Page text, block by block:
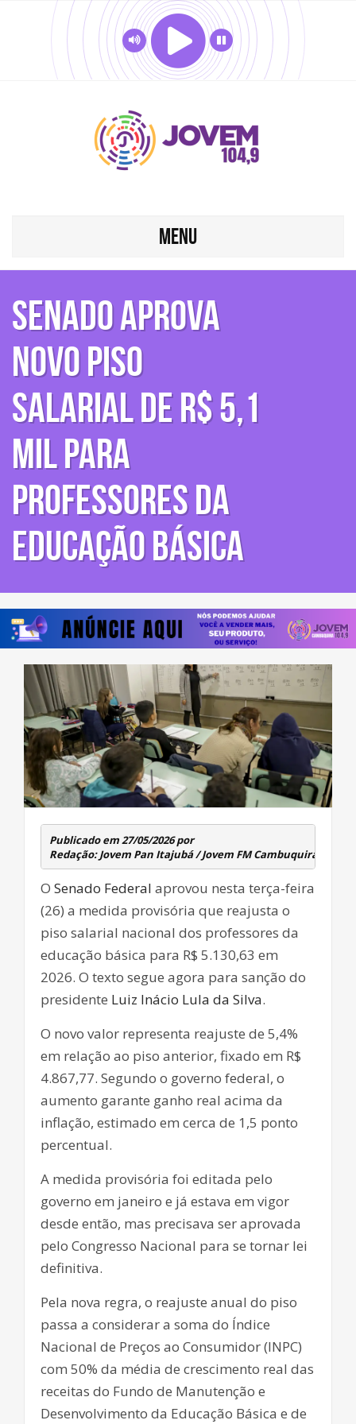
MENU
Senado aprova
novo piso
salarial de R$ 5,1
mil para
professores da
educação básica
Publicado em 27/05/2026 por
Redação: Jovem Pan Itajubá / Jovem FM Cambuquira
O Senado Federal aprovou nesta terça-feira
(26) a medida provisória que reajusta o
piso salarial nacional dos professores da
educação básica para R$ 5.130,63 em
2026. O texto segue agora para sanção do
presidente Luiz Inácio Lula da Silva.
O novo valor representa reajuste de 5,4%
em relação ao piso anterior, fixado em R$
4.867,77. Segundo o governo federal, o
aumento garante ganho real acima da
inflação, estimado em cerca de 1,5 ponto
percentual.
A medida provisória foi editada pelo
governo em janeiro e já estava em vigor
desde então, mas precisava ser aprovada
pelo Congresso Nacional para se tornar lei
definitiva.
Pela nova regra, o reajuste anual do piso
passa a considerar a soma do Índice
Nacional de Preços ao Consumidor (INPC)
com 50% da média de crescimento real das
receitas do Fundo de Manutenção e
Desenvolvimento da Educação Básica e de